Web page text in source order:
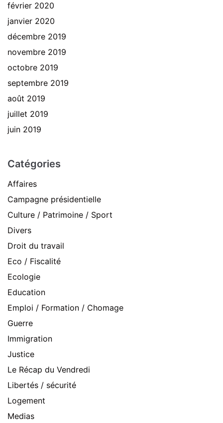
février 2020
janvier 2020
décembre 2019
novembre 2019
octobre 2019
septembre 2019
août 2019
juillet 2019
juin 2019
Catégories
Affaires
Campagne présidentielle
Culture / Patrimoine / Sport
Divers
Droit du travail
Eco / Fiscalité
Ecologie
Education
Emploi / Formation / Chomage
Guerre
Immigration
Justice
Le Récap du Vendredi
Libertés / sécurité
Logement
Medias